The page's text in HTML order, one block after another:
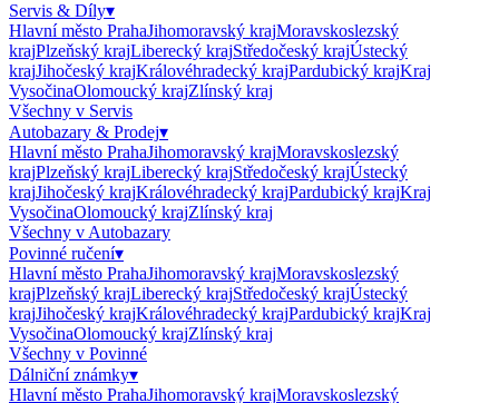
Servis & Díly▾
Hlavní město PrahaJihomoravský krajMoravskoslezský
krajPlzeňský krajLiberecký krajStředočeský krajÚstecký
krajJihočeský krajKrálovéhradecký krajPardubický krajKraj
VysočinaOlomoucký krajZlínský kraj
Všechny v Servis
Autobazary & Prodej▾
Hlavní město PrahaJihomoravský krajMoravskoslezský
krajPlzeňský krajLiberecký krajStředočeský krajÚstecký
krajJihočeský krajKrálovéhradecký krajPardubický krajKraj
VysočinaOlomoucký krajZlínský kraj
Všechny v Autobazary
Povinné ručení▾
Hlavní město PrahaJihomoravský krajMoravskoslezský
krajPlzeňský krajLiberecký krajStředočeský krajÚstecký
krajJihočeský krajKrálovéhradecký krajPardubický krajKraj
VysočinaOlomoucký krajZlínský kraj
Všechny v Povinné
Dálniční známky▾
Hlavní město PrahaJihomoravský krajMoravskoslezský